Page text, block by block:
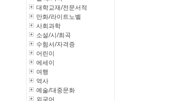
대학교재/전문서적
만화/라이트노벨
사회과학
소설/시/희곡
수험서/자격증
어린이
에세이
여행
역사
예술/대중문화
외국어